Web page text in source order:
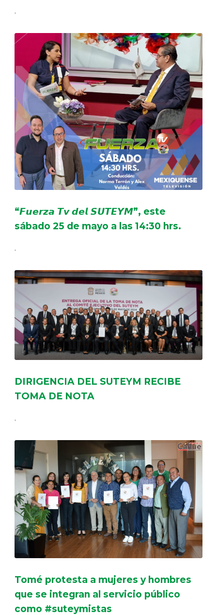
.
“𝙁𝙪𝙚𝙧𝙯𝙖 𝙏𝙫 𝙙𝙚𝙡 𝙎𝙐𝙏𝙀𝙔𝙈”, este
sábado 25 de mayo a las 14:30 hrs.
.
DIRIGENCIA DEL SUTEYM RECIBE
TOMA DE NOTA
.
Tomé protesta a mujeres y hombres
que se integran al servicio público
como #suteymistas